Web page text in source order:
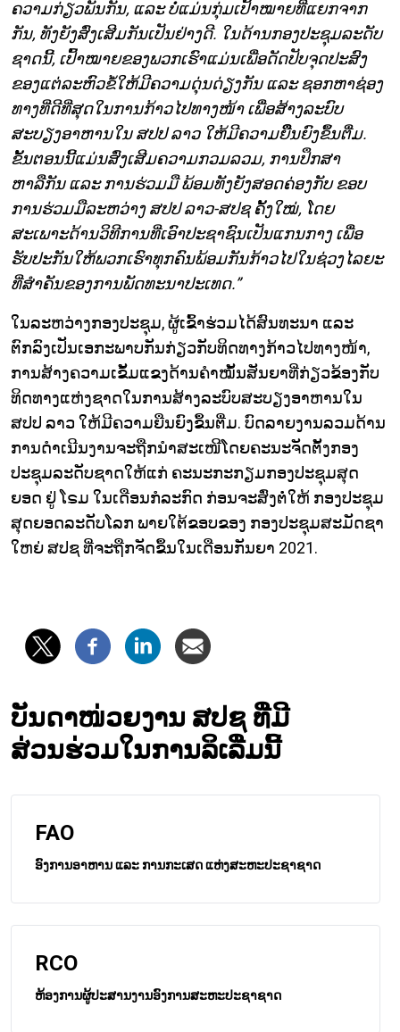
ຄວາມກ່ຽວພັນກັນ, ແລະ ບໍ່ແມ່ນກຸ່ມເປົ້າໝາຍທີ່ແຍກຈາກ
ກັນ, ທັງຍັງສົ່ງເສີມກັນເປັນຢ່າງດີ. ໃນດ້ານກອງປະຊຸມລະດັບ
ຊາດນີ້, ເປົ້າໝາຍຂອງພວກເຮົາແມ່ນເພື່ອດັດປັບຈຸດປະສົງ
ຂອງແຕ່ລະຫົວຂໍ້ໃຫ້ມີຄວາມດຸ່ນດ່ຽງກັນ ແລະ ຊອກຫາຊ່ອງ
ທາງທີ່ດີທີ່ສຸດໃນການກ້າວໄປທາງໜ້າ ເພື່ອສ້າງລະບົບ
ສະບຽງອາຫານໃນ ສປປ ລາວ ໃຫ້ມີຄວາມຍືຶນຍົງຂຶ້ນຕື່ມ.
ຂັ້ນຕອນນີ້ແມ່ນສົ່ງເສີມຄວາມກວມລວມ, ການປຶກສາ
ຫາລືກັນ ແລະ ການຮ່ວມມື ພ້ອມທັງຍັງສອດຄ່ອງກັບ ຂອບ
ການຮ່ວມມືລະຫວ່າງ ສປປ ລາວ-ສປຊ ຄັ້ງໃໝ່, ໂດຍ
ສະເພາະດ້ານວິທີການທີ່ເອົາປະຊາຊົນເປັນແກນກາງ ເພື່ອ
ຮັບປະກັນໃຫ້ພວກເຮົາທຸກຄົນພ້ອມກັນກ້າວໄປໃນຊ່ວງໄລຍະ
ທີ່ສຳຄັນຂອງການພັດທະນາປະເທດ.”
ໃນລະຫວ່າງກອງປະຊຸມ, ຜູ້ເຂົ້າຮ່ວມໄດ້ສົນທະນາ ແລະ
ຕົກລົງເປັນເອກະພາບກັນກ່ຽວກັບທິດທາງກ້າວໄປທາງໜ້າ,
ການສ້າງຄວາມເຂັ້ມແຂງດ້ານຄຳໝັ້ນສັນຍາທີ່ກ່ຽວຂ້ອງກັບ
ທິດທາງແຫ່ງຊາດໃນການສ້າງລະບົບສະບຽງອາຫານໃນ
ສປປ ລາວ ໃຫ້ມີຄວາມຍືນຍົງຂຶ້ນຕື່ມ. ບົດລາຍງານລວມດ້ານ
ການດຳເນີນງານຈະຖືກນຳສະເໜີໂດຍຄະນະຈັດຕັ້ງກອງ
ປະຊຸມລະດັບຊາດໃຫ້ແກ່ ຄະນະກະກຽມກອງປະຊຸມສຸດ
ຍອດ ຢູ່ ໂຣມ ໃນເດືອນກໍລະກົດ ກ່ອນຈະສົ່ງຕໍ່ໃຫ້ ກອງປະຊຸມ
ສຸດຍອດລະດັບໂລກ ພາຍໃຕ້ຂອບຂອງ ກອງປະຊຸມສະມັດຊາ
ໃຫຍ່ ສປຊ ທີ່ຈະຖືກຈັດຂຶ້ນໃນເດືອນກັນຍາ 2021.
ບັນດາໜ່ວຍງານ ສປຊ ທີ່ມີ
ສ່ວນຮ່ວມໃນການລິເລີ່ມນີ້
FAO
ອົງການອາຫານ ແລະ ການກະເສດ ແຫ່ງສະຫະປະຊາຊາດ
RCO
ຫ້ອງການຜູ້ປະສານງານອົງການສະຫະປະຊາຊາດ